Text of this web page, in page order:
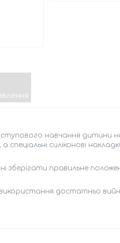
навчання дитини
силіконові
зберігати правильне
достатньо